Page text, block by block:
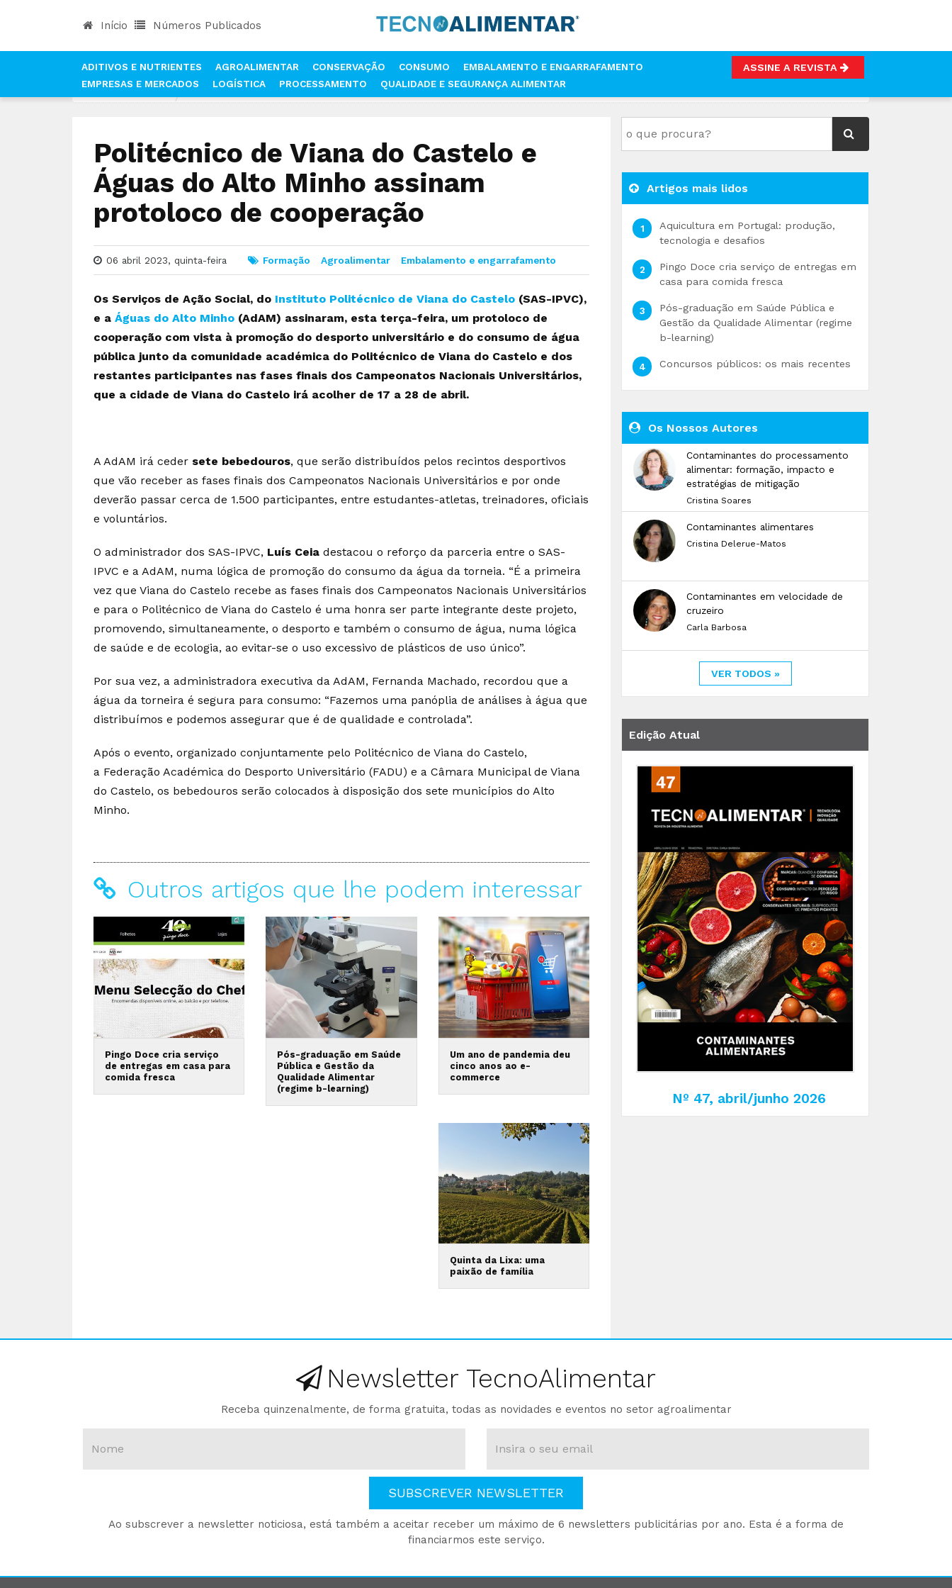
Início Números Publicados
ADITIVOS E NUTRIENTES AGROALIMENTAR CONSERVAÇÃO CONSUMO
EMBALAMENTO E ENGARRAFAMENTO
EMPRESAS E MERCADOS
LOGÍSTICA PROCESSAMENTO QUALIDADE E SEGURANÇA ALIMENTAR
ASSINE A REVISTA
POLITÉCNICO DE VIANA DO CASTELO E ÁGUAS DO ALTO MINHO ASSINAM PROTOLOCO DE COOPERAÇÃO
Politécnico de Viana do Castelo e
Águas do Alto Minho assinam
protoloco de cooperação
06 abril 2023, quinta-feira Formação Agroalimentar Embalamento e engarrafamento
Os Serviços de Ação Social, do Instituto Politécnico de Viana do Castelo (SAS-IPVC),
e a Águas do Alto Minho (AdAM) assinaram, esta terça-feira, um protoloco de
cooperação com vista à promoção do desporto universitário e do consumo de água
pública junto da comunidade académica do Politécnico de Viana do Castelo e dos
restantes participantes nas fases finais dos Campeonatos Nacionais Universitários,
que a cidade de Viana do Castelo irá acolher de 17 a 28 de abril.
A AdAM irá ceder sete bebedouros, que serão distribuídos pelos recintos desportivos
que vão receber as fases finais dos Campeonatos Nacionais Universitários e por onde
deverão passar cerca de 1.500 participantes, entre estudantes-atletas, treinadores, oficiais
e voluntários.
O administrador dos SAS-IPVC, Luís Ceia destacou o reforço da parceria entre o SAS-
IPVC e a AdAM, numa lógica de promoção do consumo da água da torneia. “É a primeira
vez que Viana do Castelo recebe as fases finais dos Campeonatos Nacionais Universitários
e para o Politécnico de Viana do Castelo é uma honra ser parte integrante deste projeto,
promovendo, simultaneamente, o desporto e também o consumo de água, numa lógica
de saúde e de ecologia, ao evitar-se o uso excessivo de plásticos de uso único”.
Por sua vez, a administradora executiva da AdAM, Fernanda Machado, recordou que a
água da torneira é segura para consumo: “Fazemos uma panóplia de análises à água que
distribuímos e podemos assegurar que é de qualidade e controlada”.
Após o evento, organizado conjuntamente pelo Politécnico de Viana do Castelo,
a Federação Académica do Desporto Universitário (FADU) e a Câmara Municipal de Viana
do Castelo, os bebedouros serão colocados à disposição dos sete municípios do Alto
Minho.
Outros artigos que lhe podem interessar
Pingo Doce cria serviço
de entregas em casa para
comida fresca
Pós-graduação em Saúde
Pública e Gestão da
Qualidade Alimentar
(regime b-learning)
Um ano de pandemia deu
cinco anos ao e-
commerce
Quinta da Lixa: uma
paixão de família
Artigos mais lidos
Aquicultura em Portugal: produção,
tecnologia e desafios
Pingo Doce cria serviço de entregas em
casa para comida fresca
Pós-graduação em Saúde Pública e
Gestão da Qualidade Alimentar (regime
b-learning)
Concursos públicos: os mais recentes
Os Nossos Autores
Contaminantes do processamento
alimentar: formação, impacto e
estratégias de mitigação
Cristina Soares
Contaminantes alimentares
Cristina Delerue-Matos
Contaminantes em velocidade de
cruzeiro
Carla Barbosa
VER TODOS »
Edição Atual
Nº 47, abril/junho 2026
Newsletter TecnoAlimentar
Receba quinzenalmente, de forma gratuita, todas as novidades e eventos no setor agroalimentar
SUBSCREVER NEWSLETTER
Ao subscrever a newsletter noticiosa, está também a aceitar receber um máximo de 6 newsletters publicitárias por ano. Esta é a forma de
financiarmos este serviço.